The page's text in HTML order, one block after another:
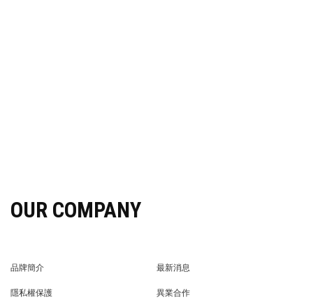
OUR COMPANY
品牌簡介
最新消息
隱私權保護
異業合作